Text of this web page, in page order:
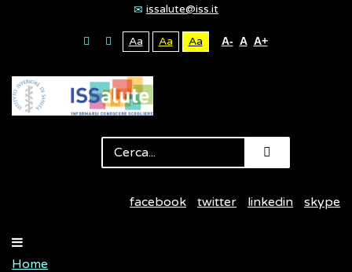
issalute@iss.it
Aa Aa Aa A- A A+
facebook twitter linkedin skype
Home